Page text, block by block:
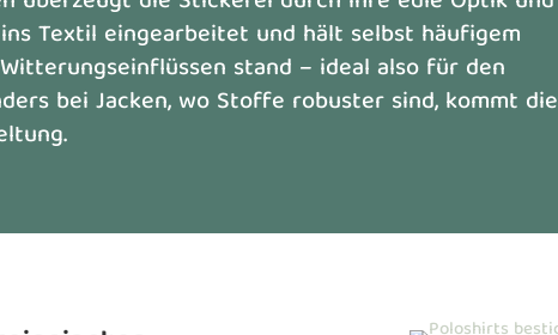
Textil eingearbeitet und hält selbst häufigem
stand – ideal also für den
bei Jacken, wo Stoffe robuster sind, kommt die